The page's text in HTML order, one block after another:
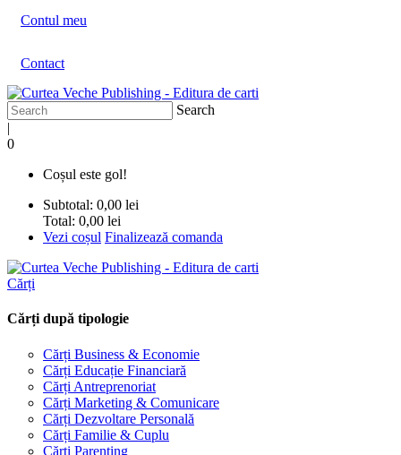
Contul meu
Contact
Search
|
0
Coșul este gol!
Subtotal: 0,00 lei
Total: 0,00 lei
Vezi coșul Finalizează comanda
Cărți
Cărți după tipologie
Cărți Business & Economie
Cărți Educație Financiară
Cărți Antreprenoriat
Cărți Marketing & Comunicare
Cărți Dezvoltare Personală
Cărți Familie & Cuplu
Cărți Parenting